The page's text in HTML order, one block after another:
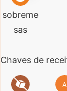
sobreme
sas
Chaves de
A